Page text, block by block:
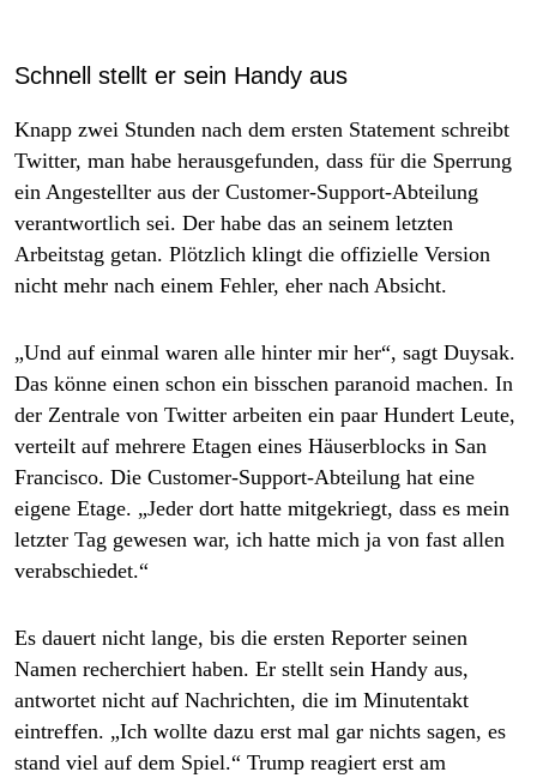
Schnell stellt er sein Handy aus
Knapp zwei Stunden nach dem ersten Statement schreibt
Twitter, man habe herausgefunden, dass für die Sperrung
ein Angestellter aus der Customer-Support-Abteilung
verantwortlich sei. Der habe das an seinem letzten
Arbeitstag getan. Plötzlich klingt die offizielle Version
nicht mehr nach einem Fehler, eher nach Absicht.
„Und auf einmal waren alle hinter mir her“, sagt Duysak.
Das könne einen schon ein bisschen paranoid machen. In
der Zentrale von Twitter arbeiten ein paar Hundert Leute,
verteilt auf mehrere Etagen eines Häuserblocks in San
Francisco. Die Customer-Support-Abteilung hat eine
eigene Etage. „Jeder dort hatte mitgekriegt, dass es mein
letzter Tag gewesen war, ich hatte mich ja von fast allen
verabschiedet.“
Es dauert nicht lange, bis die ersten Reporter seinen
Namen recherchiert haben. Er stellt sein Handy aus,
antwortet nicht auf Nachrichten, die im Minutentakt
eintreffen. „Ich wollte dazu erst mal gar nichts sagen, es
stand viel auf dem Spiel.“ Trump reagiert erst am